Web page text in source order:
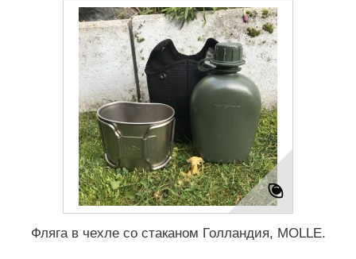
Фляга в чехле со стаканом Голландия, MOLLE.